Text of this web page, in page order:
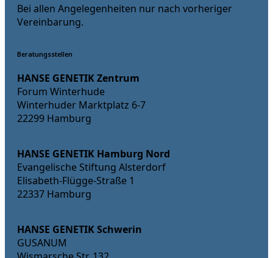
Bei allen Angelegenheiten nur nach vorheriger
Vereinbarung.
Beratungsstellen
HANSE GENETIK Zentrum
Forum Winterhude
Winterhuder Marktplatz 6-7
22299 Hamburg
HANSE GENETIK Hamburg Nord
Evangelische Stiftung Alsterdorf
Elisabeth-Flügge-Straße 1
22337 Hamburg
HANSE GENETIK Schwerin
GUSANUM